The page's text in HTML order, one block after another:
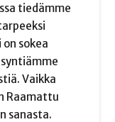
tiedämme
sokea
Vaikka
Raamattu
sanasta.